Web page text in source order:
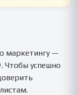
маркетингу —
Чтобы успешно